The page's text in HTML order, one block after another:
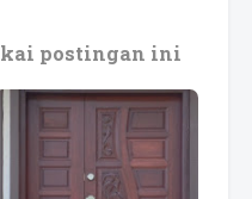
postingan ini